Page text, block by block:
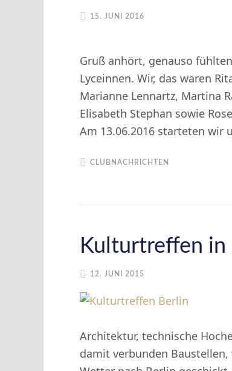
15. JUNI 2016
Gruß anhört, genauso
Lyceinnen. Wir, das waren
Marianne Lennartz, Martina
Elisabeth Stephan sowie
Am 13.06.2016 starteten wir
CLUBNACHRICHTEN
Kulturtreffen in
12. JUNI 2015
Architektur, technische
damit verbunden